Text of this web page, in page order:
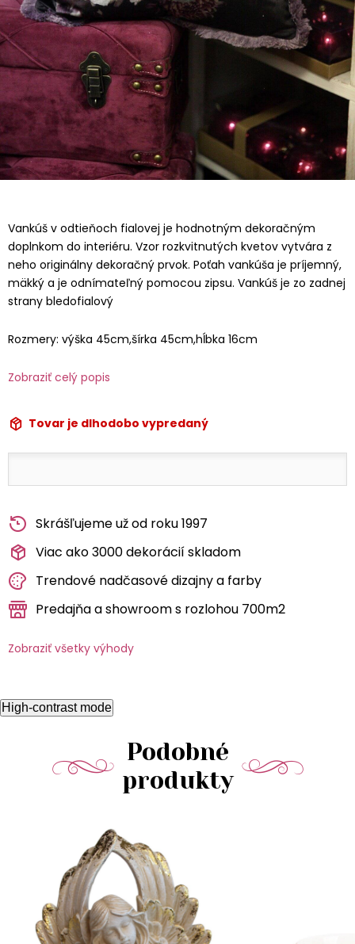
Vankúš v odtieňoch fialovej je hodnotným dekoračným
doplnkom do interiéru. Vzor rozkvitnutých kvetov vytvára z
neho originálny dekoračný prvok. Poťah vankúša je príjemný,
mäkký a je odnímateľný pomocou zipsu. Vankúš je zo zadnej
strany bledofialový
Rozmery: výška 45cm,šírka 45cm,hĺbka 16cm
Zobraziť celý popis
Tovar je dlhodobo vypredaný
Skrášľujeme už od roku 1997
Viac ako 3000 dekorácií skladom
Trendové nadčasové dizajny a farby
Predajňa a showroom s rozlohou 700m2
Zobraziť všetky výhody
High-contrast mode
Podobné
produkty